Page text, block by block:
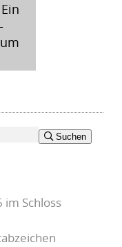
Suchen
Suchen
Schloss